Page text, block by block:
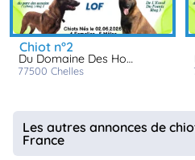
chiot n°2
Du Domaine Des Hoyas
77500 chelles
Les autres annonces de
France